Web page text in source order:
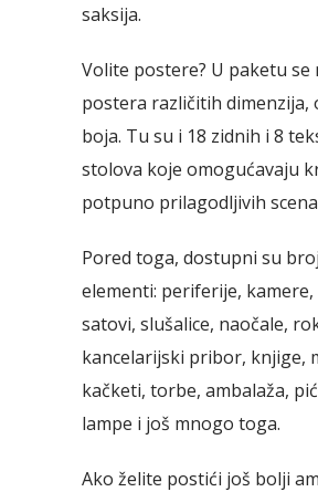
saksija.
Volite postere? U paketu se
postera različitih dimenzija,
boja. Tu su i 18 zidnih i 8
stolova koje omogućavaju
potpuno prilagodljivih
Pored toga, dostupni su
elementi: periferije, kamere,
satovi, slušalice, naočale,
kancelarijski pribor, knjige,
kačketi, torbe, ambalaža,
lampe i još mnogo toga.
Ako želite postići još bolji